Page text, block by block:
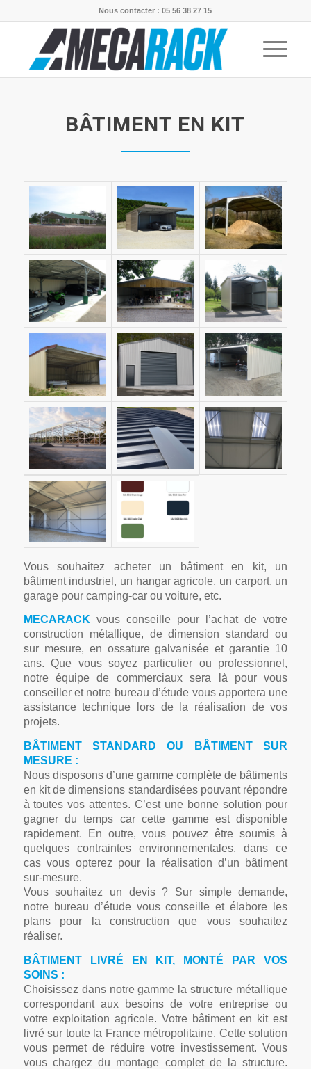
Nous contacter : 05 56 38 27 15
BÂTIMENT EN KIT
Vous souhaitez acheter un bâtiment en kit, un
bâtiment industriel, un hangar agricole, un carport, un
garage pour camping-car ou voiture, etc.
MECARACK vous conseille pour l’achat de votre
construction métallique, de dimension standard ou
sur mesure, en ossature galvanisée et garantie 10
ans. Que vous soyez particulier ou professionnel,
notre équipe de commerciaux sera là pour vous
conseiller et notre bureau d’étude vous apportera une
assistance technique lors de la réalisation de vos
projets.
BÂTIMENT STANDARD OU BÂTIMENT SUR
MESURE :
Nous disposons d’une gamme complète de bâtiments
en kit de dimensions standardisées pouvant répondre
à toutes vos attentes. C’est une bonne solution pour
gagner du temps car cette gamme est disponible
rapidement. En outre, vous pouvez être soumis à
quelques contraintes environnementales, dans ce
cas vous opterez pour la réalisation d’un bâtiment
sur-mesure.
Vous souhaitez un devis ? Sur simple demande,
notre bureau d’étude vous conseille et élabore les
plans pour la construction que vous souhaitez
réaliser.
BÂTIMENT LIVRÉ EN KIT, MONTÉ PAR VOS
SOINS :
Choisissez dans notre gamme la structure métallique
correspondant aux besoins de votre entreprise ou
votre exploitation agricole. Votre bâtiment en kit est
livré sur toute la France métropolitaine. Cette solution
vous permet de réduire votre investissement. Vous
vous chargez du montage complet de la structure.